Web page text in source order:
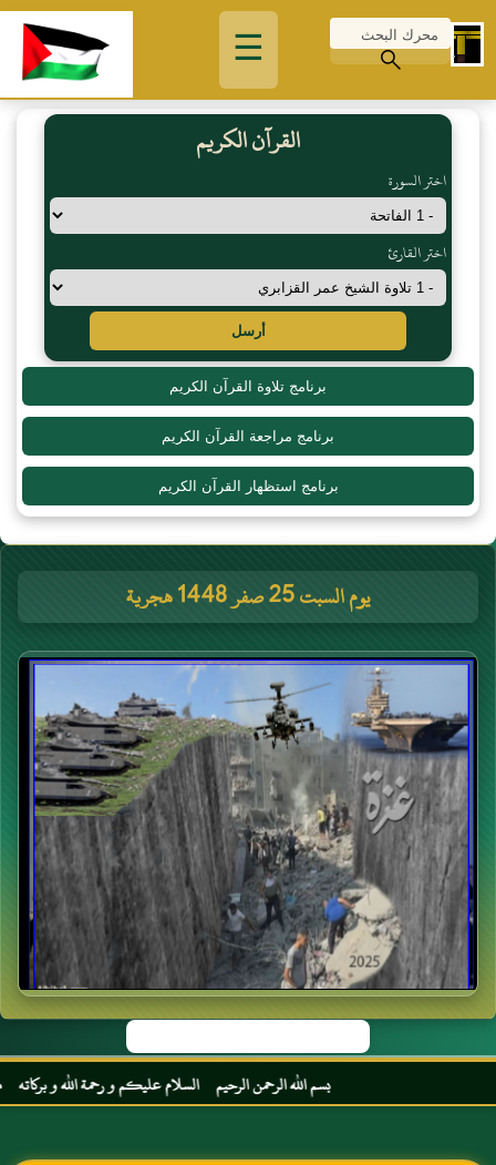
☰
القرآن الكريم
اختر السورة
اختر القارئ
أرسل
برنامج تلاوة القرآن الكريم
برنامج مراجعة القرآن الكريم
برنامج استظهار القرآن الكريم
يوم السبت 25 صفر 1448 هجرية
بسم الله الرحمن الرحيم السلام عليكم و رحمة الله و بركاته مرحبا